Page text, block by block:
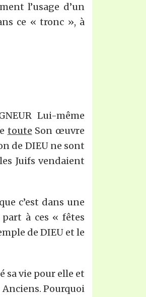
l’usage d’un
ce « tronc », à
Lui-même
toute Son œuvre
de DIEU ne sont
Juifs vendaient
c’est dans une
à ces « fêtes
de DIEU et le
sa vie pour elle et
Anciens. Pourquoi